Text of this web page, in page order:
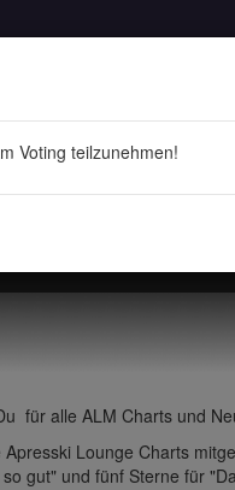
für alle ALM Charts und
Lounge Charts
gut" und fünf Sterne für
Voting teilzunehmen!